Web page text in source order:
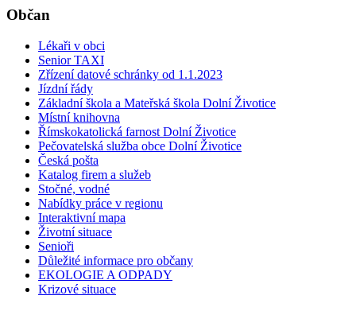
Občan
Lékaři v obci
Senior TAXI
Zřízení datové schránky od 1.1.2023
Jízdní řády
Základní škola a Mateřská škola Dolní Životice
Místní knihovna
Římskokatolická farnost Dolní Životice
Pečovatelská služba obce Dolní Životice
Česká pošta
Katalog firem a služeb
Stočné, vodné
Nabídky práce v regionu
Interaktivní mapa
Životní situace
Senioři
Důležité informace pro občany
EKOLOGIE A ODPADY
Krizové situace